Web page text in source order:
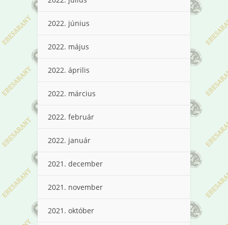
2022. június
2022. május
2022. április
2022. március
2022. február
2022. január
2021. december
2021. november
2021. október